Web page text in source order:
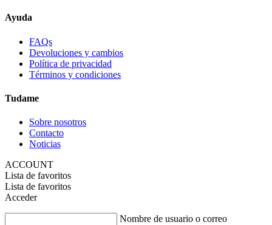
Ayuda
FAQs
Devoluciones y cambios
Política de privacidad
Términos y condiciones
Tudame
Sobre nosotros
Contacto
Noticias
ACCOUNT
Lista de favoritos
Lista de favoritos
Acceder
Nombre de usuario o correo